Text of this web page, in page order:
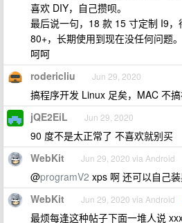
喜欢 DIY，自己攒呗。
最后说一句，18 款 15 寸定制 I9
80+，长期使用到现在没任何问题。
呵呵
rodericliu Jun 29, 2020
搞程序开发 Linux 足矣，MAC 不搞
jQE2EiL Jun 29, 2020
90 度不是太正常了 不喜欢就别买
WebKit Jun 29, 2020 via Android
@programV2 xps 啊 还可以自己
WebKit Jun 29, 2020 via Android
最烦每逢这种帖子下面一堆人说